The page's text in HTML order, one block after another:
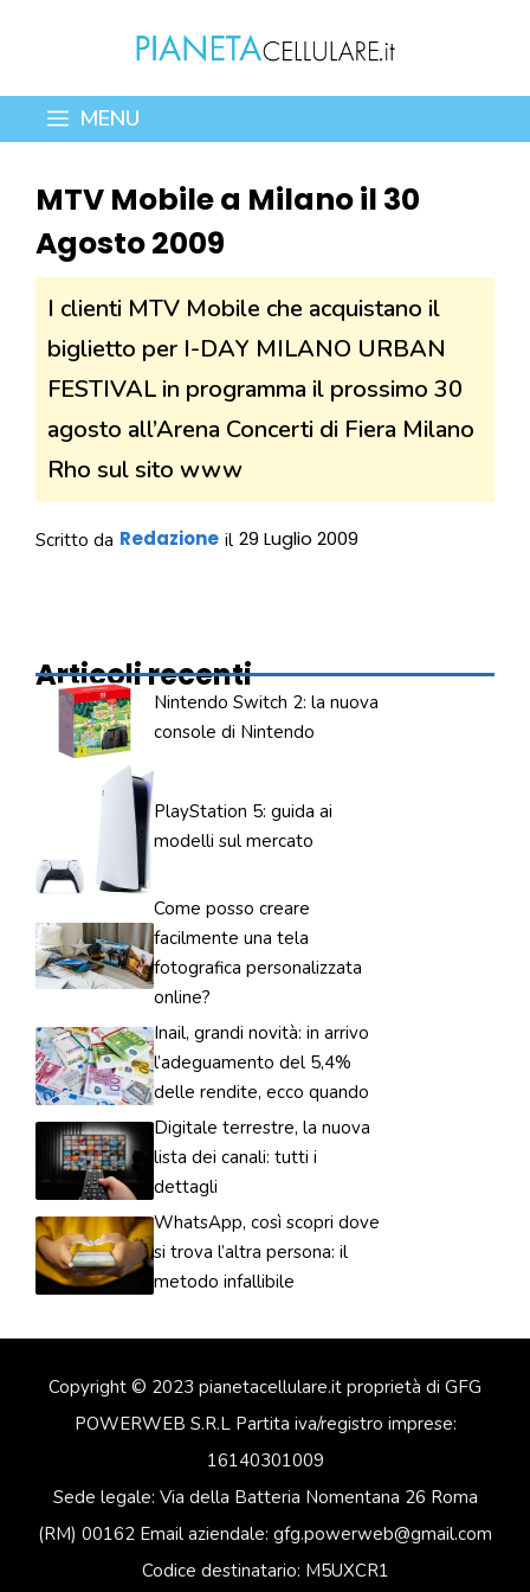
contenuto
MENU
MTV Mobile a Milano il 30
Agosto 2009
I clienti MTV Mobile che acquistano il
biglietto per I-DAY MILANO URBAN
FESTIVAL in programma il prossimo 30
agosto all’Arena Concerti di Fiera Milano
Rho sul sito www
Scritto da Redazione il 29 Luglio 2009
Articoli recenti
Nintendo Switch 2: la nuova
console di Nintendo
PlayStation 5: guida ai
modelli sul mercato
Come posso creare
facilmente una tela
fotografica personalizzata
online?
Inail, grandi novità: in arrivo
l’adeguamento del 5,4%
delle rendite, ecco quando
Digitale terrestre, la nuova
lista dei canali: tutti i
dettagli
WhatsApp, così scopri dove
si trova l’altra persona: il
metodo infallibile
Copyright © 2023 pianetacellulare.it proprietà di GFG
POWERWEB S.R.L Partita iva/registro imprese:
16140301009
Sede legale: Via della Batteria Nomentana 26 Roma
(RM) 00162 Email aziendale: gfg.powerweb@gmail.com
Codice destinatario: M5UXCR1